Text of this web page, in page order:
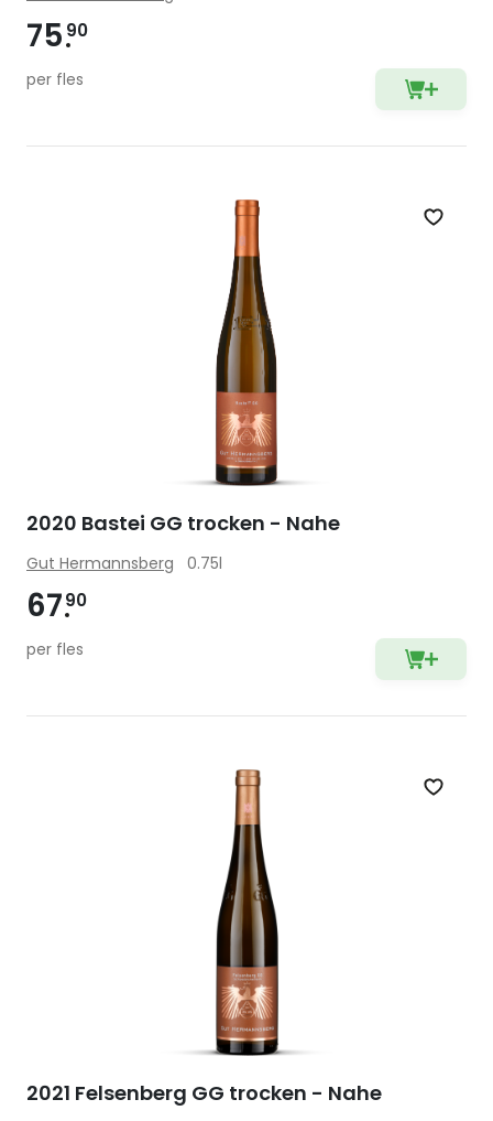
75 90
per fles
Zet
2020 Bastei GG trocken - Nahe
Gut Hermannsberg 0.75l
6790
per fles
Zet
2021 Felsenberg GG trocken - Nahe